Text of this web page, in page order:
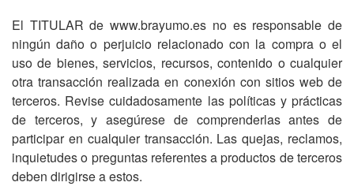
El TITULAR de www.brayumo.es no es responsable de
ningún daño o perjuicio relacionado con la compra o el
uso de bienes, servicios, recursos, contenido o cualquier
otra transacción realizada en conexión con sitios web de
terceros. Revise cuidadosamente las políticas y prácticas
de terceros, y asegúrese de comprenderlas antes de
participar en cualquier transacción. Las quejas, reclamos,
inquietudes o preguntas referentes a productos de terceros
deben dirigirse a estos.